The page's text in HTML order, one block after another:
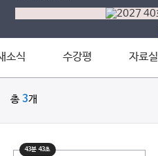
소식 수강평 자료실
총 3개
43분 43초